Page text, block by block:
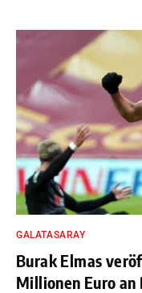
GALATASARAY
Burak Elmas
Millionen Euro